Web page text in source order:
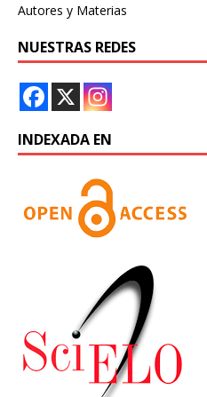
Autores y Materias
NUESTRAS REDES
INDEXADA EN